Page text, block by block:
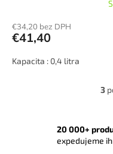
€34,20 bez DPH
€41,40
Kapacita : 0,4 litra
3
20 000+
expedujeme